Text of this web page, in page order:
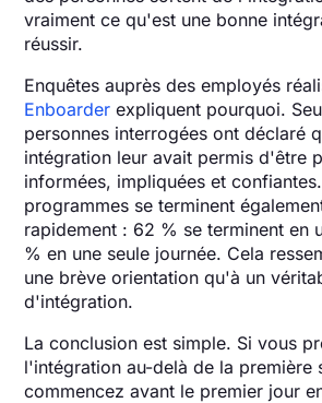
vraiment ce qu'est une bonne
réussir.
Enquêtes auprès des employés
Enboarder expliquent pourquoi.
personnes interrogées ont déclaré
intégration leur avait permis d'être
informées, impliquées et
programmes se terminent
rapidement : 62 % se terminent en
% en une seule journée. Cela
une brève orientation qu'à un
d'intégration.
La conclusion est simple. Si vous
l'intégration au-delà de la première
commencez avant le premier jour